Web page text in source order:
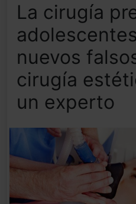
La cirugía
nuevos
cirugía
un experto